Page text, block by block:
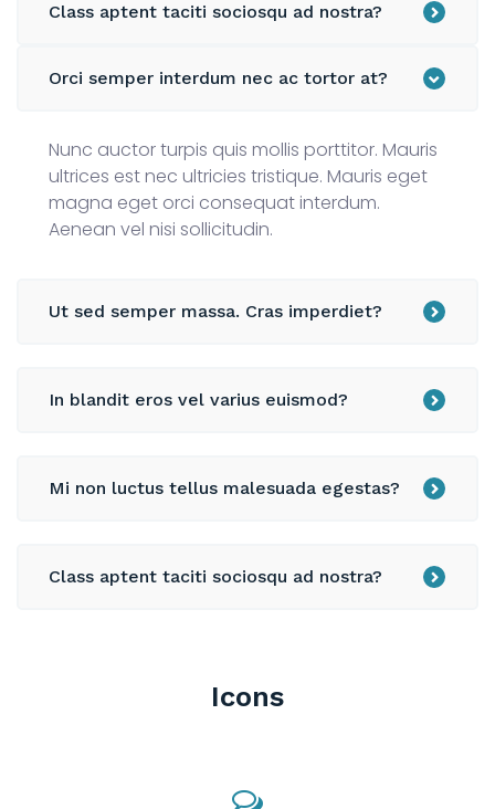
Class aptent taciti sociosqu ad nostra?
Orci semper interdum nec ac tortor at?
Nunc auctor turpis quis mollis porttitor. Mauris
ultrices est nec ultricies tristique. Mauris eget
magna eget orci consequat interdum.
Aenean vel nisi sollicitudin.
Ut sed semper massa. Cras imperdiet?
In blandit eros vel varius euismod?
Mi non luctus tellus malesuada egestas?
Class aptent taciti sociosqu ad nostra?
Icons